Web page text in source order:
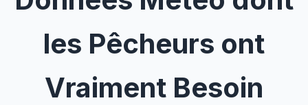
les Pêcheurs ont
Vraiment Besoin